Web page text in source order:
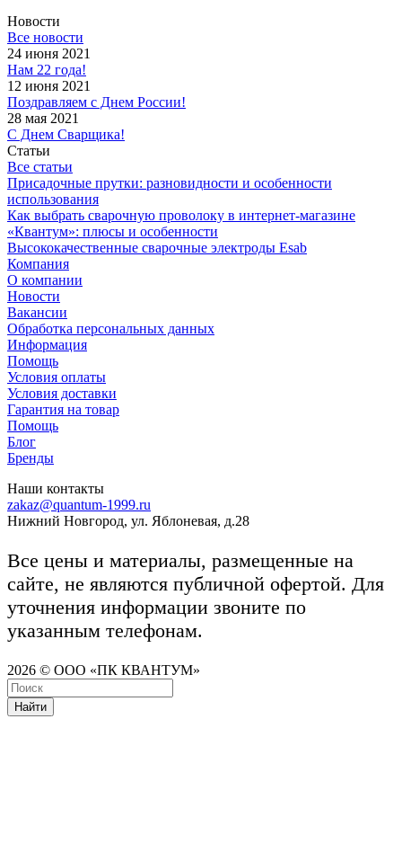
Новости
Все новости
24 июня 2021
Нам 22 года!
12 июня 2021
Поздравляем с Днем России!
28 мая 2021
С Днем Сварщика!
Статьи
Все статьи
Присадочные прутки: разновидности и особенности
использования
Как выбрать сварочную проволоку в интернет-магазине
«Квантум»: плюсы и особенности
Высококачественные сварочные электроды Esab
Компания
О компании
Новости
Вакансии
Обработка персональных данных
Информация
Помощь
Условия оплаты
Условия доставки
Гарантия на товар
Помощь
Блог
Бренды
Наши контакты
zakaz@quantum-1999.ru
Нижний Новгород, ул. Яблоневая, д.28
Все цены и материалы, размещенные на
сайте, не являются публичной офертой. Для
уточнения информации звоните по
указанным телефонам.
2026 © ООО «ПК КВАНТУМ»
Найти